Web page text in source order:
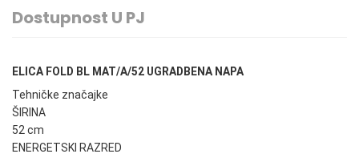
Dostupnost U PJ
ELICA FOLD BL MAT/A/52 UGRADBENA NAPA
Tehničke značajke
ŠIRINA
52 cm
ENERGETSKI RAZRED